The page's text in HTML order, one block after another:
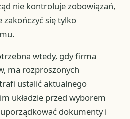
nie kontroluje zobowiązań,
się tylko
wtedy, gdy firma
ma rozproszonych
ustalić aktualnego
układzie przed wyborem
dokumenty i